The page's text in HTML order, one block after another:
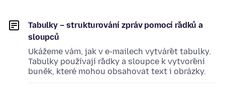
Tabulky – strukturování zpráv pomocí řádků a
sloupců
Ukážeme vám, jak v e-mailech vytvářet tabulky.
Tabulky používají řádky a sloupce k vytvoření
buněk, které mohou obsahovat text i obrázky.